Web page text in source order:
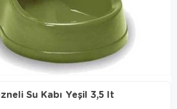
Su Kabı Yeşil 3,5 lt